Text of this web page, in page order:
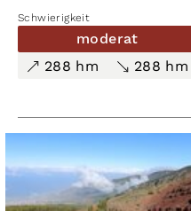
Wasserleitungen zu
Schwierigkeit
moderat
288 hm
288 hm